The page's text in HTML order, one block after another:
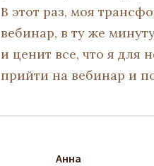
В этот раз, моя
вебинар, в ту же
и ценит все, что я для
прийти на вебинар и
Анна